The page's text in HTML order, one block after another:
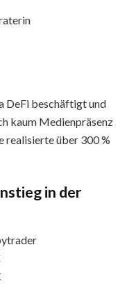
DeFi beschäftigt und
kaum Medienpräsenz
realisierte über 300 %
in der